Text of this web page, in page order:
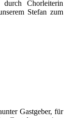
Chorleiterin
Stefan zum
Gastgeber, für